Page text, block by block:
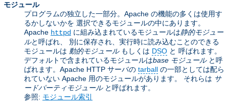
モジュール
プログラムの独立した一部分。Apache の機能の多くは使用す
るかしないかを 選択できるモジュールの中にあります。
Apache httpd に組み込まれているモジュールは静的モジュー
ルと呼ばれ、 別に保存され、実行時に読み込むことのできる
モジュールは 動的モジュールもしくは DSO と 呼ばれます。
デフォルトで含まれているモジュールはbase モジュールと呼
ばれます。Apache HTTP サーバの tarball の一部としては配ら
れていない Apache 用のモジュールがあります。 それらは サ
ードパーティモジュールと呼ばれます。
参照: モジュール索引